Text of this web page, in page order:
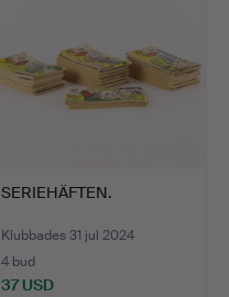
SERIEHÄFTEN.
Klubbades 31 jul 2024
4 bud
37 USD